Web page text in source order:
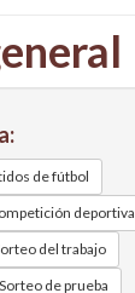
de fútbol
deportiva
del trabajo
Sorteo de prueba